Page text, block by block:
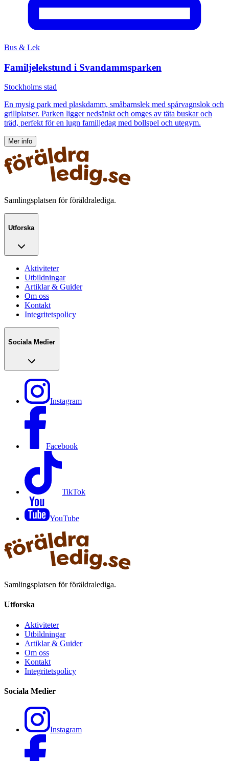
Bus & Lek
Familjelekstund i Svandammsparken
Stockholms stad
En mysig park med plaskdamm, småbarnslek med spårvagnslok och
grillplatser. Parken ligger nedsänkt och omges av täta buskar och
träd, perfekt för en lugn familjedag med bollspel och utegym.
Mer info
Samlingsplatsen för föräldralediga.
Utforska
Aktiviteter
Utbildningar
Artiklar & Guider
Om oss
Kontakt
Integritetspolicy
Sociala Medier
Instagram
Facebook
TikTok
YouTube
Samlingsplatsen för föräldralediga.
Utforska
Aktiviteter
Utbildningar
Artiklar & Guider
Om oss
Kontakt
Integritetspolicy
Sociala Medier
Instagram